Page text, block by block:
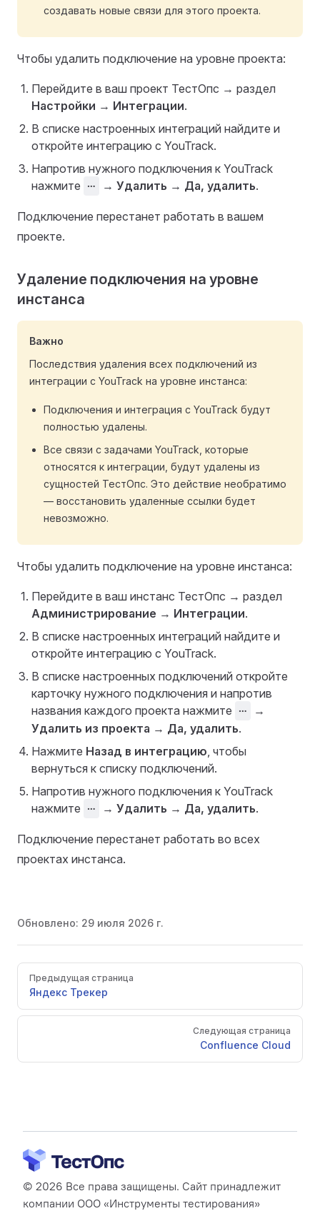
создавать новые связи для этого проекта.
Чтобы удалить подключение на уровне проекта:
Перейдите в ваш проект ТестОпс → раздел
Настройки → Интеграции.
В списке настроенных интеграций найдите и
откройте интеграцию с YouTrack.
Напротив нужного подключения к YouTrack
нажмите ⋯ → Удалить → Да, удалить.
Подключение перестанет работать в вашем
проекте.
Удаление подключения на уровне
инстанса
Важно
Последствия удаления всех подключений из
интеграции с YouTrack на уровне инстанса:
Подключения и интеграция с YouTrack будут
полностью удалены.
Все связи с задачами YouTrack, которые
относятся к интеграции, будут удалены из
сущностей ТестОпс. Это действие необратимо
— восстановить удаленные ссылки будет
невозможно.
Чтобы удалить подключение на уровне инстанса:
Перейдите в ваш инстанс ТестОпс → раздел
Администрирование → Интеграции.
В списке настроенных интеграций найдите и
откройте интеграцию с YouTrack.
В списке настроенных подключений откройте
карточку нужного подключения и напротив
названия каждого проекта нажмите ⋯
→
Удалить из проекта → Да, удалить.
Нажмите Назад в интеграцию, чтобы
вернуться к списку подключений.
Напротив нужного подключения к YouTrack
нажмите ⋯ → Удалить → Да, удалить.
Подключение перестанет работать во всех
проектах инстанса.
Обновлено: 29 июля 2026 г.
Pager
Предыдущая страница
Яндекс Трекер
Следующая страница
Confluence Cloud
© 2026 Все права защищены. Сайт принадлежит
компании ООО «Инструменты тестирования»